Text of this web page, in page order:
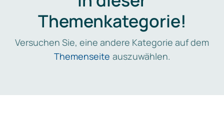
Themenkategorie!
Versuchen Sie, eine andere Kategorie auf dem
Themenseite auszuwählen.